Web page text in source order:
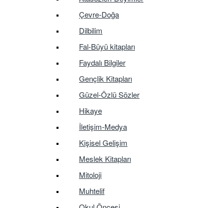
Çevre-Doğa
Dilbilim
Fal-Büyü kitapları
Faydalı Bilgiler
Gençlik Kitapları
Güzel-Özlü Sözler
Hikaye
İletişim-Medya
Kişisel Gelişim
Meslek Kitapları
Mitoloji
Muhtelif